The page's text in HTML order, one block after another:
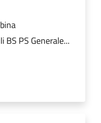
BS PS Generale...